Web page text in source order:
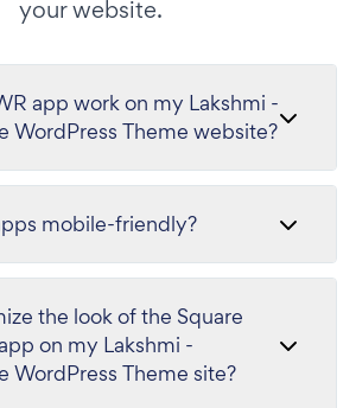
your website.
app work on my Lakshmi -
WordPress Theme website?
mobile-friendly?
the look of the Square
on my Lakshmi -
WordPress Theme site?